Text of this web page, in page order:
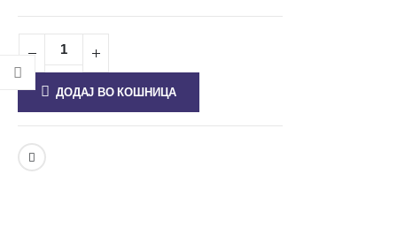
ДОДАЈ ВО КОШНИЦА